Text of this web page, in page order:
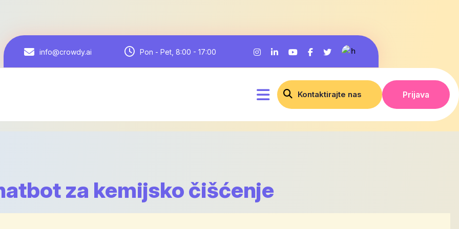
info@crowdy.ai Pon - Pet, 8:00 - 17:00
Kontaktirajte nas Prijava
za kemijsko čišćenje